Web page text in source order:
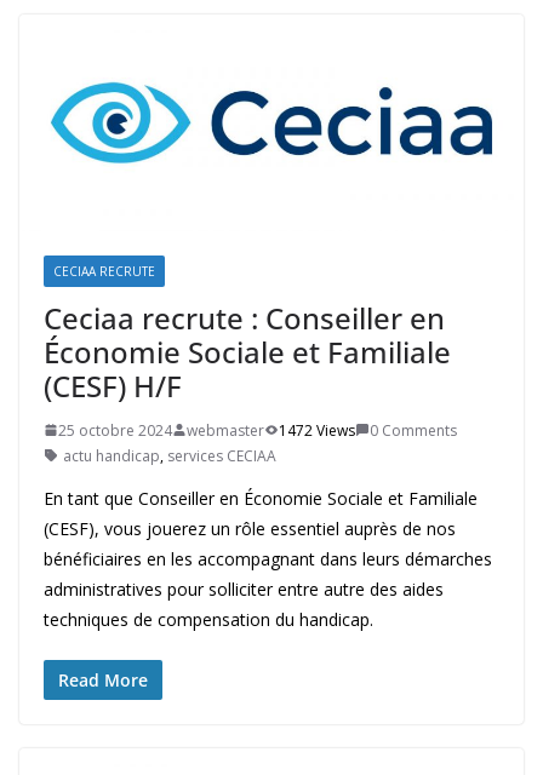
CECIAA RECRUTE
Ceciaa recrute : Conseiller en
Économie Sociale et Familiale
(CESF) H/F
25 octobre 2024 webmaster 1472 Views
0 Comments
actu handicap, services CECIAA
En tant que Conseiller en Économie Sociale et Familiale
(CESF), vous jouerez un rôle essentiel auprès de nos
bénéficiaires en les accompagnant dans leurs démarches
administratives pour solliciter entre autre des aides
techniques de compensation du handicap.
Read More